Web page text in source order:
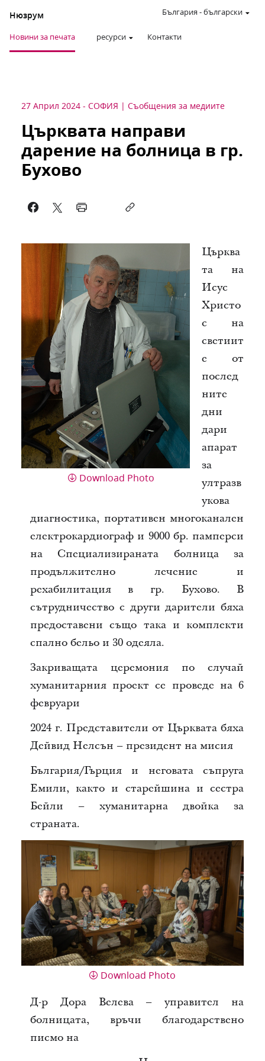
Нюзрум
Новини за печата ресурси Контакти
България -български
27 Април 2024 - СОФИЯ Съобщения за медиите
Църквата направи
дарение на болница в гр.
Бухово
Download Photo
Църква
та на
Исус
Христо
с на
светиит
е от
послед
ните
дни
дари
апарат
за
ултразв
укова
диагностика, портативен многоканален
електрокардиограф и 9000 бр. памперси
на Специализираната болница за
продължително лечение и
рехабилитация в гр. Бухово. В
сътрудничество с други дарители бяха
предоставени също така и комплекти
спално бельо и 30 одеяла.
Закриващата церемония по случай
хуманитарния проект се проведе на 6
февруари
2024 г. Представители от Църквата бяха
Дейвид Нелсън – президент на мисия
България/Гърция и неговата съпруга
Емили, както и старейшина и сестра
Бейли – хуманитарна двойка за
страната.
Download Photo
Д-р Дора Велева – управител на
болницата, връчи благодарствено
писмо на